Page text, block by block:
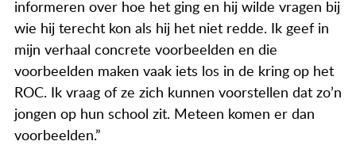
informeren over hoe het ging en hij wilde vragen bij
wie hij terecht kon als hij het niet redde. Ik geef in
mijn verhaal concrete voorbeelden en die
voorbeelden maken vaak iets los in de kring op het
ROC. Ik vraag of ze zich kunnen voorstellen dat zo’n
jongen op hun school zit. Meteen komen er dan
voorbeelden.”